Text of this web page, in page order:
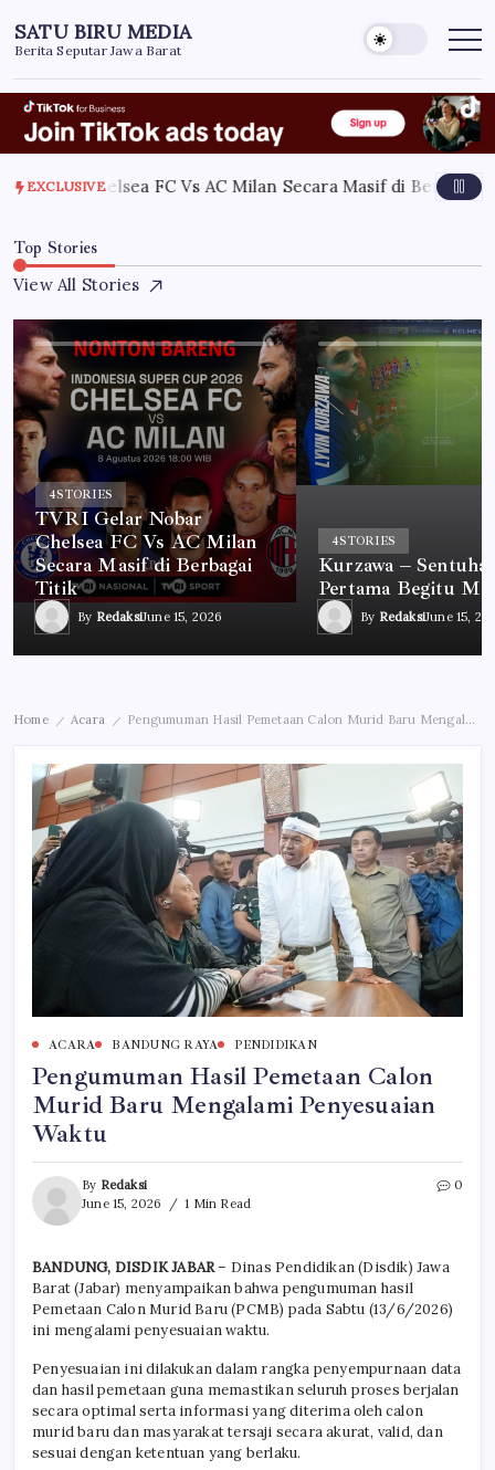
to
content
SATU BIRU MEDIA
Berita Seputar Jawa Barat
EXCLUSIVE
Nobar Chelsea FC Vs AC Milan Secara Masif di Berbagai
Top Stories
View All Stories
4STORIES
TVRI Gelar Nobar
Chelsea FC Vs AC Milan
Secara Masif di Berbagai
Titik
By RedaksiJune 15, 2026
4STORIES
Kurzawa –
Pertama Begitu
By RedaksiJune 15,
Home / Acara / Pengumuman Hasil Pemetaan Calon Murid Baru Mengalami Penyesuaian Waktu
ACARA BANDUNG RAYA PENDIDIKAN
Pengumuman Hasil Pemetaan Calon
Murid Baru Mengalami Penyesuaian
Waktu
By Redaksi
June 15, 2026
1 Min Read
0
BANDUNG, DISDIK JABAR– Dinas Pendidikan (Disdik) Jawa
Barat (Jabar) menyampaikan bahwa pengumuman hasil
Pemetaan Calon Murid Baru (PCMB) pada Sabtu (13/6/2026)
ini mengalami penyesuaian waktu.
Penyesuaian ini dilakukan dalam rangka penyempurnaan data
dan hasil pemetaan guna memastikan seluruh proses berjalan
secara optimal serta informasi yang diterima oleh calon
murid baru dan masyarakat tersaji secara akurat, valid, dan
sesuai dengan ketentuan yang berlaku.